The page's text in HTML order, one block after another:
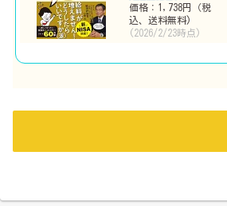
価格：1,738円（税
込、送料無料)
(2026/2/23時点)